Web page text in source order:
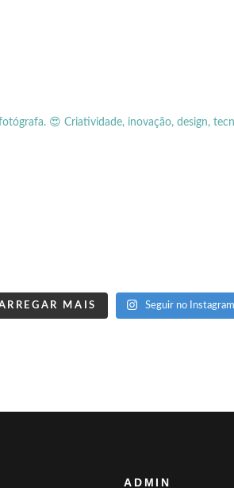
😍 Criatividade, inovação, design,
MAIS Seguir no Instagram
ADMIN